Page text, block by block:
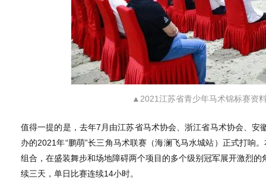
▲2021江苏省青少年马术锦标赛资
值得一提的是，去年7月由江苏省马术协会、浙江省马术协会、
办的2021年“鹏萌”长三角马术联赛（海澜飞马水城站）正式打响
组合，在盛装舞步和场地障碍两个项目的多个级别冠军展开激烈
续三天，单日比赛连续14小时。